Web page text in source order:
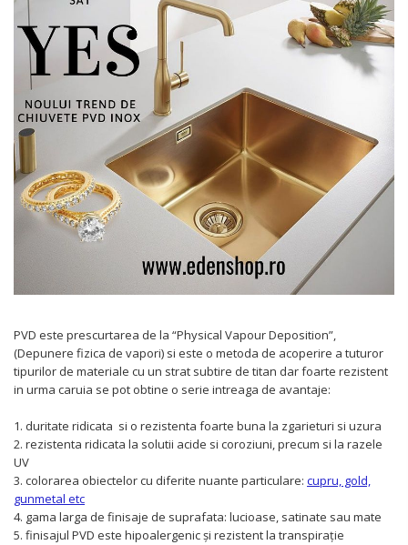
chiuvete
Accesorii chiuvete bucatarie
Gratar protectie chiuveta
Scurgator farfurii
Suporti burete
Tocatoare lemn si sticla
Sisteme de scurgere si cleme
Tavita scurgere vase/legume/fructe
Dispenser detergent
Rasnite de cafea
Roboti de bucatarie
Spumarea laptelui
Combine frigorifice
Espressoare cafea
Aparate de gatit-aragazuri
Masina de spalat vase
Accesorii
Seturi Electrocasnice
Termostate si senzori Livolo
Sonerii electrice
Construieste singur
Module
Panouri si rame
PVD este prescurtarea de la “Physical Vapour Deposition”,
(Depunere fizica de vapori) si este o metoda de acoperire a tuturor
tipurilor de materiale cu un strat subtire de titan dar foarte rezistent
in urma caruia se pot obtine o serie intreaga de avantaje:
1. duritate ridicata si o rezistenta foarte buna la zgarieturi si uzura
2. rezistenta ridicata la solutii acide si coroziuni, precum si la razele
UV
3. colorarea obiectelor cu diferite nuante particulare: cupru, gold,
gunmetal etc
4. gama larga de finisaje de suprafata: lucioase, satinate sau mate
5. finisajul PVD este hipoalergenic și rezistent la transpirație